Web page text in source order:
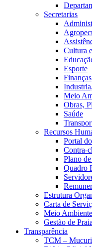
Secretarias
Cultura
Esporte
Finanças
Meio
Obras,
Saúde
Recursos
Portal
Contra-
Plano
Quadro
Estrutura
Carta de
Meio Ambiente
Gestão de
Transparência
TCM – Mucuri